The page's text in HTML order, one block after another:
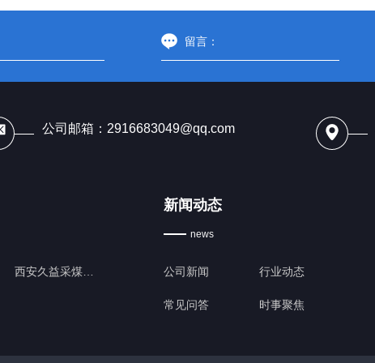
公司邮箱：2916683049@qq.com
西安久益采煤机配件生产
新闻动态
news
公司新闻 行业动态
常见问答 时事聚焦